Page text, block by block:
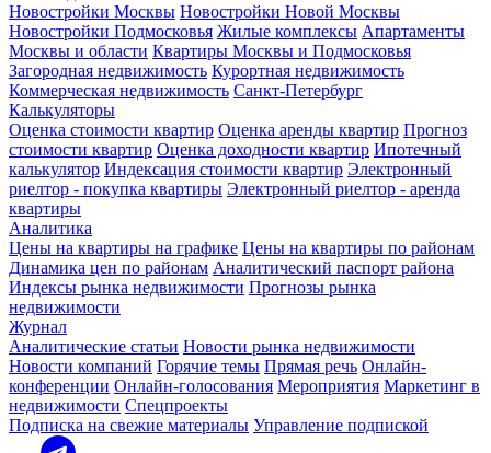
Новостройки Москвы Новостройки Новой Москвы
Новостройки Подмосковья Жилые комплексы Апартаменты
Москвы и области Квартиры Москвы и Подмосковья
Загородная недвижимость Курортная недвижимость
Коммерческая недвижимость Санкт-Петербург
Калькуляторы
Оценка стоимости квартир Оценка аренды квартир Прогноз
стоимости квартир Оценка доходности квартир Ипотечный
калькулятор Индексация стоимости квартир Электронный
риелтор - покупка квартиры Электронный риелтор - аренда
квартиры
Аналитика
Цены на квартиры на графике Цены на квартиры по районам
Динамика цен по районам Аналитический паспорт района
Индексы рынка недвижимости Прогнозы рынка
недвижимости
Журнал
Аналитические статьи Новости рынка недвижимости
Новости компаний Горячие темы Прямая речь Онлайн-
конференции Онлайн-голосования Мероприятия Маркетинг в
недвижимости Спецпроекты
Подписка на свежие материалы Управление подпиской